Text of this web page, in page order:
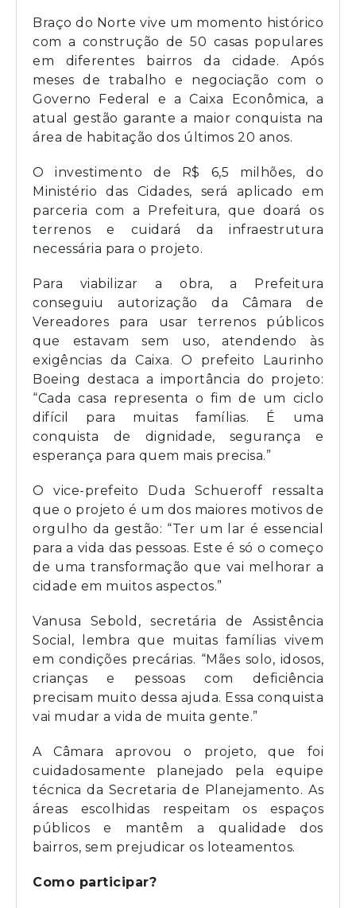
Braço do Norte vive um momento histórico
com a construção de 50 casas populares
em diferentes bairros da cidade. Após
meses de trabalho e negociação com o
Governo Federal e a Caixa Econômica, a
atual gestão garante a maior conquista na
área de habitação dos últimos 20 anos.
O investimento de R$ 6,5 milhões, do
Ministério das Cidades, será aplicado em
parceria com a Prefeitura, que doará os
terrenos e cuidará da infraestrutura
necessária para o projeto.
Para viabilizar a obra, a Prefeitura
conseguiu autorização da Câmara de
Vereadores para usar terrenos públicos
que estavam sem uso, atendendo às
exigências da Caixa. O prefeito Laurinho
Boeing destaca a importância do projeto:
“Cada casa representa o fim de um ciclo
difícil para muitas famílias. É uma
conquista de dignidade, segurança e
esperança para quem mais precisa.”
O vice-prefeito Duda Schueroff ressalta
que o projeto é um dos maiores motivos de
orgulho da gestão: “Ter um lar é essencial
para a vida das pessoas. Este é só o começo
de uma transformação que vai melhorar a
cidade em muitos aspectos.”
Vanusa Sebold, secretária de Assistência
Social, lembra que muitas famílias vivem
em condições precárias. “Mães solo, idosos,
crianças e pessoas com deficiência
precisam muito dessa ajuda. Essa conquista
vai mudar a vida de muita gente.”
A Câmara aprovou o projeto, que foi
cuidadosamente planejado pela equipe
técnica da Secretaria de Planejamento. As
áreas escolhidas respeitam os espaços
públicos e mantêm a qualidade dos
bairros, sem prejudicar os loteamentos.
Como participar?